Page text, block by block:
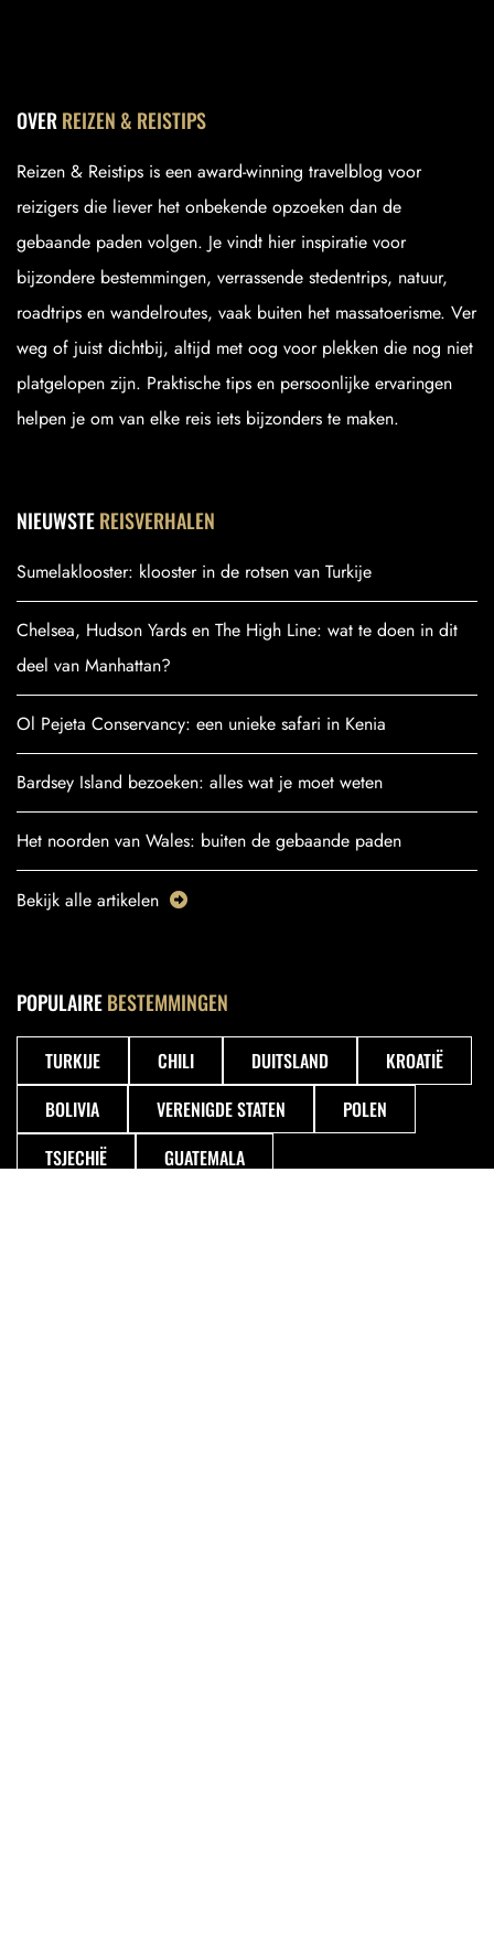
OVERREIZEN & REISTIPS
Reizen & Reistips is een award-winning travelblog voor
reizigers die liever het onbekende opzoeken dan de
gebaande paden volgen. Je vindt hier inspiratie voor
bijzondere bestemmingen, verrassende stedentrips, natuur,
roadtrips en wandelroutes, vaak buiten het massatoerisme. Ver
weg of juist dichtbij, altijd met oog voor plekken die nog niet
platgelopen zijn. Praktische tips en persoonlijke ervaringen
helpen je om van elke reis iets bijzonders te maken.
NIEUWSTEREISVERHALEN
Sumelaklooster: klooster in de rotsen van Turkije
Chelsea, Hudson Yards en The High Line: wat te doen in dit
deel van Manhattan?
Ol Pejeta Conservancy: een unieke safari in Kenia
Bardsey Island bezoeken: alles wat je moet weten
Het noorden van Wales: buiten de gebaande paden
Bekijk alle artikelen
POPULAIREBESTEMMINGEN
TURKIJE CHILI DUITSLAND
KROATIË
BOLIVIA
VERENIGDE STATEN
POLEN
TSJECHIË
GUATEMALA